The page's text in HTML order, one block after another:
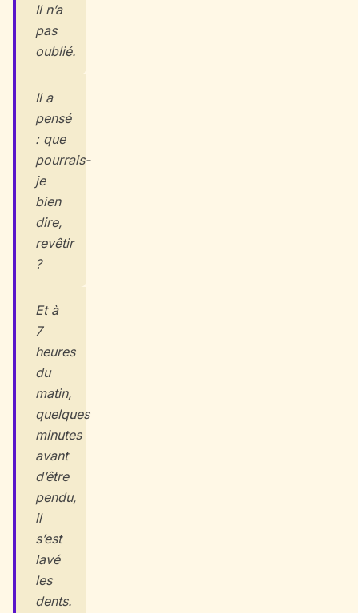
Il n’a
pas
oublié.
Il a
pensé
: que
pourrais-
je
bien
dire,
revêtir
?
Et à
7
heures
du
matin,
quelques
minutes
avant
d’être
pendu,
il
s’est
lavé
les
dents.